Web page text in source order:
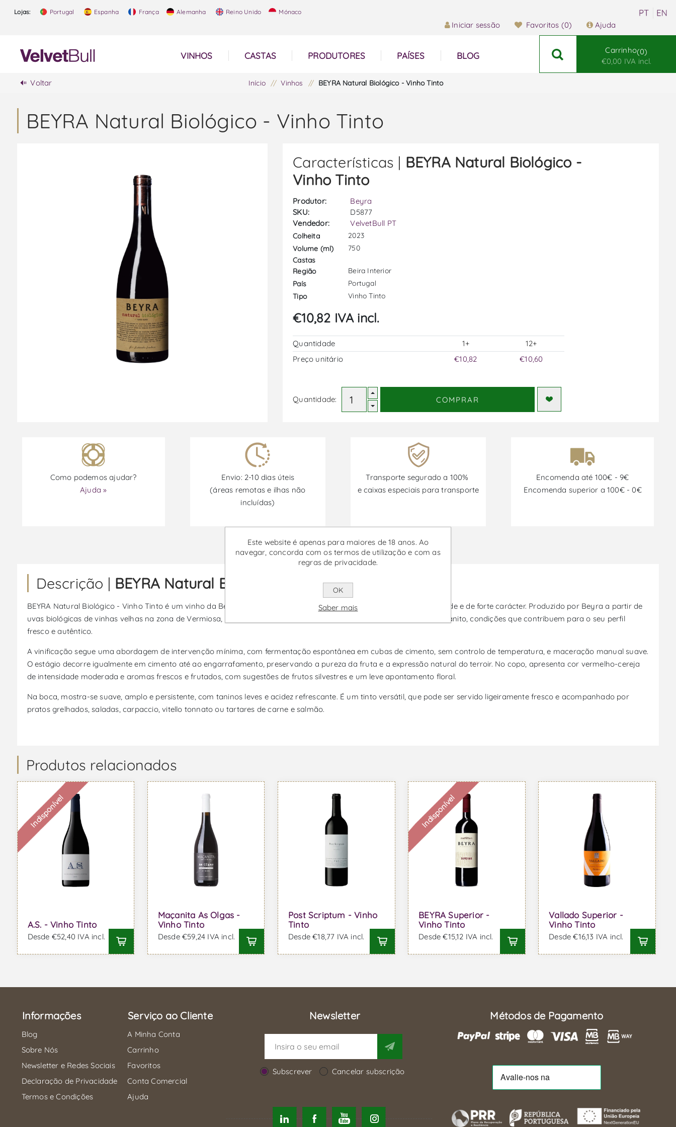
Lojas: Portugal Espanha França Alemanha Reino Unido Mónaco
Iniciar sessão Favoritos (0) Ajuda
VINHOS CASTAS PRODUTORES PAÍSES BLOG
Carrinho 0
€0,00 IVA incl.
Voltar Início / Vinhos / BEYRA Natural Biológico - Vinho Tinto
BEYRA Natural Biológico - Vinho Tinto
Características | BEYRA Natural Biológico -
Vinho Tinto
Produtor:
Beyra
SKU:
D5877
Vendedor:
VelvetBull PT
Colheita
2023
Volume (ml)
750
Castas
Região
Beira Interior
País
Portugal
Tipo
Vinho Tinto
€10,82 IVA incl.
Quantidade 1+
12+
Preço unitário
€10,82 €10,60
Quantidade: COMPRAR
Como podemos ajudar?
Ajuda »
Envio: 2-10 dias úteis
(áreas remotas e ilhas não
incluídas)
Transporte segurado a 100%
e caixas especiais para transporte
Encomenda até 100€ - 9€
Encomenda superior a 100€ - 0€
Promoções disponíveis de 30/06/2026 a 30/09/2026
Descrição | BEYRA Natural Biológico - Vinho Tinto
BEYRA Natural Biológico - Vinho Tinto é um vinho da Beira Interior que expressa a identidade de um território de altitude e de forte carácter. Produzido por Beyra a partir de
uvas biológicas de vinhas velhas na zona de Vermiosa, nasce a cerca de 700 metros de altitude, em solos de xisto e granito, condições que contribuem para o seu perfil
fresco e autêntico.
A vinificação segue uma abordagem de intervenção mínima, com fermentação espontânea em cubas de cimento, sem controlo de temperatura, e maceração manual suave.
O estágio decorre igualmente em cimento até ao engarrafamento, preservando a pureza da fruta e a expressão natural do terroir. No copo, apresenta cor vermelho-cereja
de intensidade moderada e aromas frescos e frutados, com sugestões de frutos silvestres e um leve apontamento floral.
Na boca, mostra-se suave, amplo e persistente, com taninos leves e acidez refrescante. É um tinto versátil, que pode ser servido ligeiramente fresco e acompanhado por
pratos grelhados, saladas, carpaccio, vitello tonnato ou tartares de carne e salmão.
Produtos relacionados
Indisponível
A.S. - Vinho Tinto
Desde €52,40 IVA incl.
Maçanita As Olgas -
Vinho Tinto
Desde €59,24 IVA incl.
Post Scriptum - Vinho
Tinto
Desde €18,77 IVA incl.
Indisponível
BEYRA Superior -
Vinho Tinto
Desde €15,12 IVA incl.
Vallado Superior -
Vinho Tinto
Desde €16,13 IVA incl.
Informações
Blog
Sobre Nós
Newsletter e Redes Sociais
Declaração de Privacidade
Termos e Condições
Serviço ao Cliente
A Minha Conta
Carrinho
Favoritos
Conta Comercial
Ajuda
Newsletter
Subscrever Cancelar subscrição
Métodos de Pagamento
Este website é apenas para maiores de 18 anos. Ao
navegar, concorda com os termos de utilização e com as
regras de privacidade.
OK
Saber mais